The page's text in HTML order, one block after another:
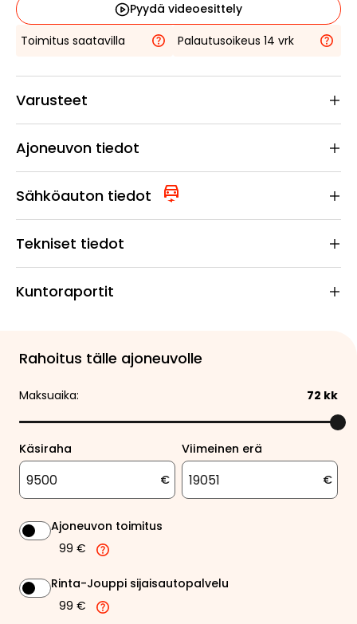
Pyydä videoesittely
Toimitus saatavilla
Palautusoikeus 14 vrk
Varusteet
Ajoneuvon tiedot
Sähköauton tiedot
Tekniset tiedot
Kuntoraportit
Rahoitus tälle ajoneuvolle
Maksuaika: 72 kk
Käsiraha
€
Viimeinen erä
€
Ajoneuvon toimitus
99 €
Rinta-Jouppi sijaisautopalvelu
99 €